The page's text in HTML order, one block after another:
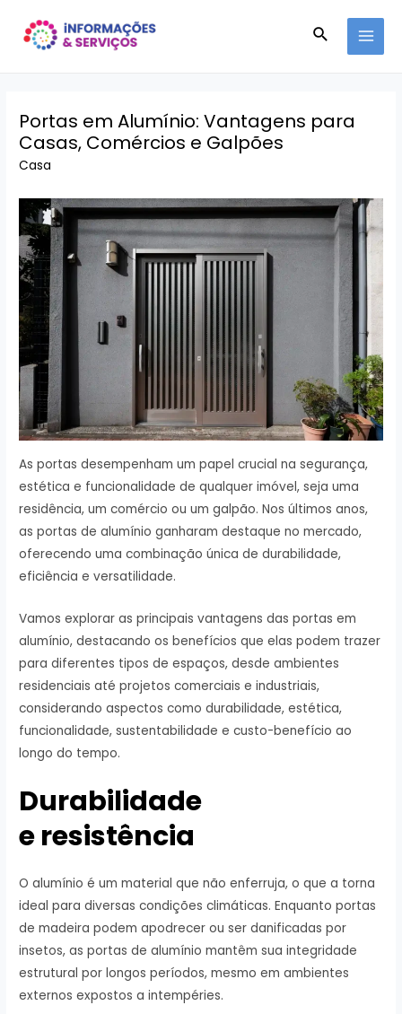
para
Pesquisar
Portas em Alumínio: Vantagens para
Casas, Comércios e Galpões
Casa
As portas desempenham um papel crucial na segurança,
estética e funcionalidade de qualquer imóvel, seja uma
residência, um comércio ou um galpão. Nos últimos anos,
as portas de alumínio ganharam destaque no mercado,
oferecendo uma combinação única de durabilidade,
eficiência e versatilidade.
Vamos explorar as principais vantagens das portas em
alumínio, destacando os benefícios que elas podem trazer
para diferentes tipos de espaços, desde ambientes
residenciais até projetos comerciais e industriais,
considerando aspectos como durabilidade, estética,
funcionalidade, sustentabilidade e custo-benefício ao
longo do tempo.
Durabilidade
e resistência
O alumínio é um material que não enferruja, o que a torna
ideal para diversas condições climáticas. Enquanto portas
de madeira podem apodrecer ou ser danificadas por
insetos, as portas de alumínio mantêm sua integridade
estrutural por longos períodos, mesmo em ambientes
externos expostos a intempéries.